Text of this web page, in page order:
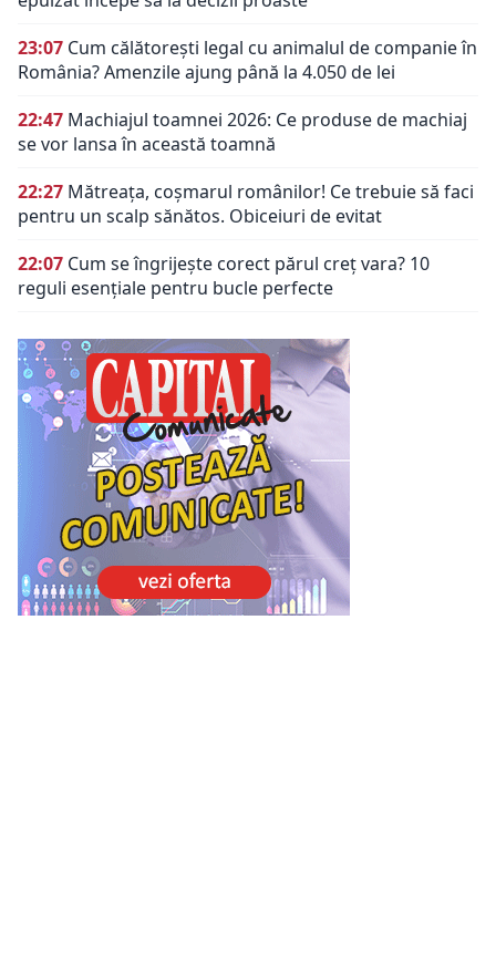
23:07 Cum călătorești legal cu animalul de companie în
România? Amenzile ajung până la 4.050 de lei
22:47 Machiajul toamnei 2026: Ce produse de machiaj
se vor lansa în această toamnă
22:27 Mătreața, coșmarul românilor! Ce trebuie să faci
pentru un scalp sănătos. Obiceiuri de evitat
22:07 Cum se îngrijește corect părul creț vara? 10
reguli esențiale pentru bucle perfecte